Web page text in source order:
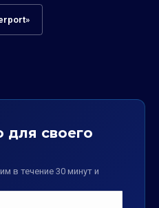
для своего
в течение 30 минут и